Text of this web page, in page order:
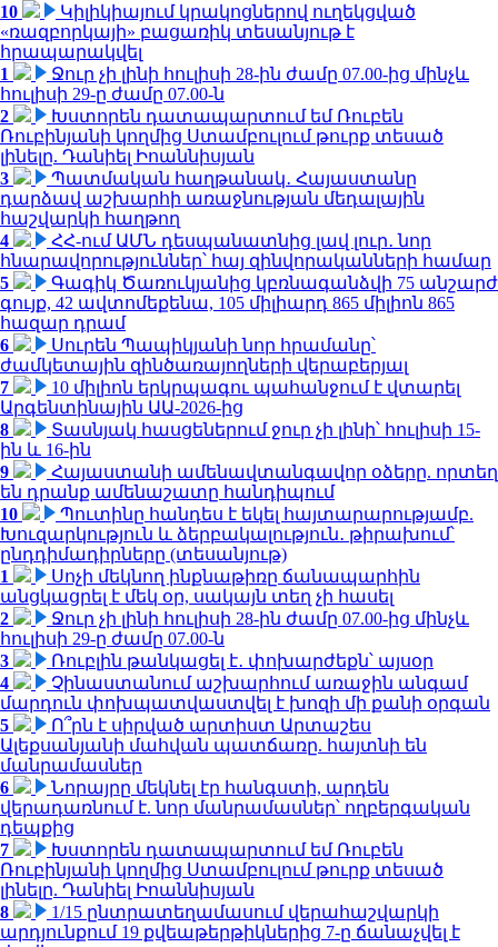
10
Կիլիկիայում կրակոցներով ուղեկցված
«ռազբորկայի» բացառիկ տեսանյութ է
հրապարակվել
1
Ջուր չի լինի հուլիսի 28-ին ժամը 07.00-ից մինչև
հուլիսի 29-ը ժամը 07.00-ն
2
Խստորեն դատապարտում եմ Ռուբեն
Ռուբինյանի կողմից Ստամբուլում թուրք տեսած
լինելը. Դանիել Իոաննիսյան
3
Պատմական հաղթանակ․ Հայաստանը
դարձավ աշխարհի առաջնության մեդալային
հաշվարկի հաղթող
4
ՀՀ-ում ԱՄՆ դեսպանատնից լավ լուր․ նոր
հնարավորություններ՝ հայ զինվորականների համար
5
Գագիկ Ծառուկյանից կբռնագանձվի 75 անշարժ
գույք, 42 ավտոմեքենա, 105 միլիարդ 865 միլիոն 865
հազար դրամ
6
Սուրեն Պապիկյանի նոր հրամանը՝
ժամկետային զինծառայողների վերաբերյալ
7
10 միլիոն երկրպագու պահանջում է վտարել
Արգենտինային ԱԱ-2026-ից
8
Տասնյակ հասցեներում ջուր չի լինի՝ հուլիսի 15-
ին և 16-ին
9
Հայաստանի ամենավտանգավոր օձերը. որտեղ
են դրանք ամենաշատը հանդիպում
10
Պուտինը հանդես է եկել հայտարարությամբ.
Խուզարկություն և ձերբակալություն․ թիրախում՝
ընդդիմադիրները (տեսանյութ)
1
Սոչի մեկնող ինքնաթիռը ճանապարհին
անցկացրել է մեկ օր, սակայն տեղ չի հասել
2
Ջուր չի լինի հուլիսի 28-ին ժամը 07.00-ից մինչև
հուլիսի 29-ը ժամը 07.00-ն
3
Ռուբլին թանկացել է․ փոխարժեքն՝ այսօր
4
Չինաստանում աշխարհում առաջին անգամ
մարդուն փոխպատվաստվել է խոզի մի քանի օրգան
5
Ո՞րն է սիրված արտիստ Արտաշես
Ալեքսանյանի մահվան պատճառը. հայտնի են
մանրամասներ
6
Նորայրը մեկնել էր հանգստի, արդեն
վերադառնում է. նոր մանրամասներ՝ ողբերգական
դեպքից
7
Խստորեն դատապարտում եմ Ռուբեն
Ռուբինյանի կողմից Ստամբուլում թուրք տեսած
լինելը. Դանիել Իոաննիսյան
8
1/15 ընտրատեղամասում վերահաշվարկի
արդյունքում 19 քվեաթերթիկներից 7-ը ճանաչվել է